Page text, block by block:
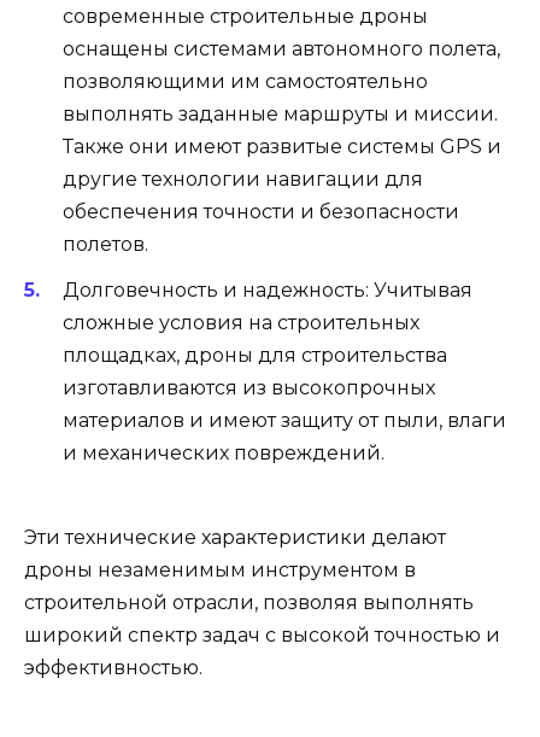
современные строительные дроны
оснащены системами автономного полета,
позволяющими им самостоятельно
выполнять заданные маршруты и миссии.
Также они имеют развитые системы GPS и
другие технологии навигации для
обеспечения точности и безопасности
полетов.
Долговечность и надежность: Учитывая
сложные условия на строительных
площадках, дроны для строительства
изготавливаются из высокопрочных
материалов и имеют защиту от пыли, влаги
и механических повреждений.
Эти технические характеристики делают
дроны незаменимым инструментом в
строительной отрасли, позволяя выполнять
широкий спектр задач с высокой точностью и
эффективностью.